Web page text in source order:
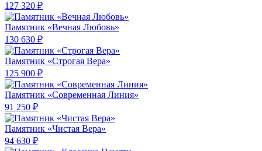
127 320 ₽
Памятник «Вечная Любовь»
130 630 ₽
Памятник «Строгая Вера»
125 900 ₽
Памятник «Современная Линия»
91 250 ₽
Памятник «Чистая Вера»
94 630 ₽